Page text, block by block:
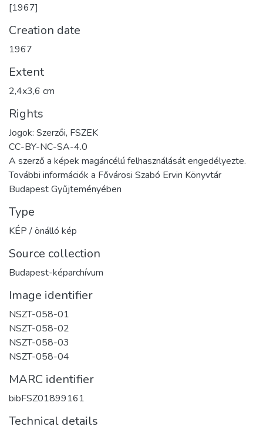
[1967]
Creation date
1967
Extent
2,4x3,6 cm
Rights
Jogok: Szerzői, FSZEK
CC-BY-NC-SA-4.0
A szerző a képek magáncélú felhasználását engedélyezte.
További információk a Fővárosi Szabó Ervin Könyvtár
Budapest Gyűjteményében
Type
KÉP / önálló kép
Source collection
Budapest-képarchívum
Image identifier
NSZT-058-01
NSZT-058-02
NSZT-058-03
NSZT-058-04
MARC identifier
bibFSZ01899161
Technical details